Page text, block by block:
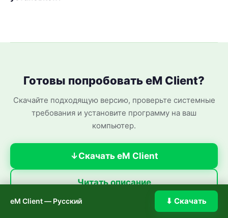
Готовы попробовать eM Client?
Скачайте подходящую версию, проверьте системные
требования и установите программу на ваш
компьютер.
Скачать eM Client
Читать описание
eM Client — Русский ⬇ Скачать